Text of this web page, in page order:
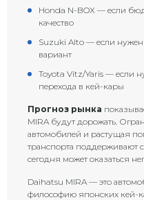
Honda N-BOX — если
качество
Suzuki Alto — если
вариант
Toyota Vitz/Yaris — если
перехода в кей-кары
Прогноз рынка
MIRA будут дорожать.
автомобилей и растущая
транспорта поддерживают
сегодня может оказаться
Daihatsu MIRA — это
философию японских кей-